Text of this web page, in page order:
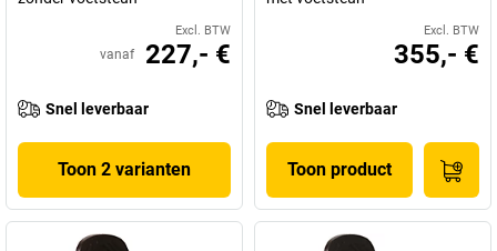
Excl. BTW
vanaf 227,- €
Snel leverbaar
Toon 2 varianten
Excl. BTW
355,- €
Snel leverbaar
Toon product